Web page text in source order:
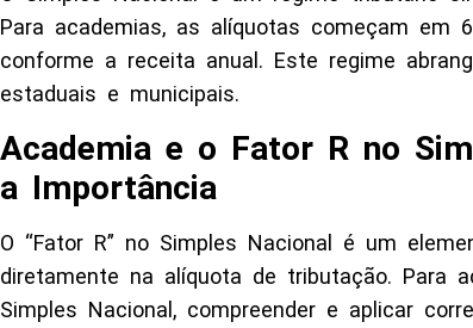
Para academias, as alíquotas começam em
conforme a receita anual. Este regime
estaduais e municipais.
Academia e o Fator R no
a Importância
O “Fator R” no Simples Nacional é um
diretamente na alíquota de tributação. Para
Simples Nacional, compreender e aplicar